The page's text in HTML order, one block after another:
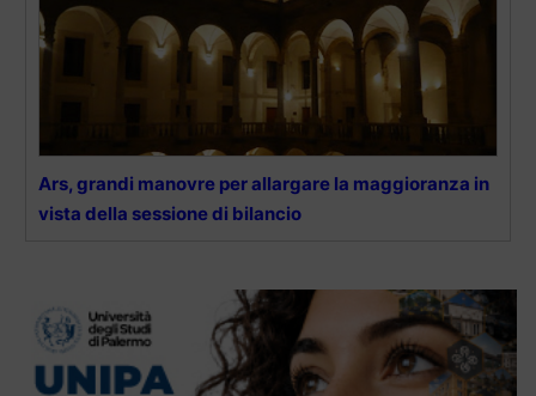
Ars, grandi manovre per allargare la maggioranza in
vista della sessione di bilancio